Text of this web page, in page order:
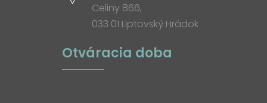
Celiny 866,
033 01 Liptovský Hrádok
Otváracia doba